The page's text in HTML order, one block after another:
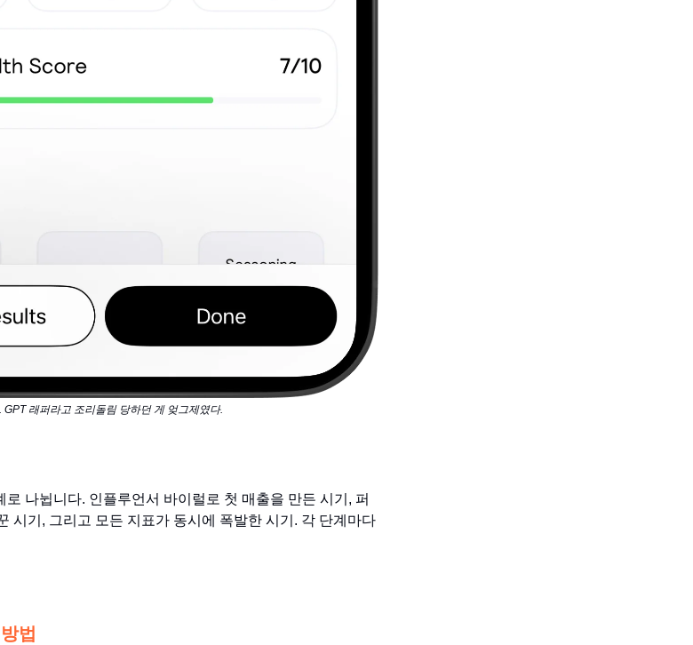
GPT 래퍼라고 조리돌림 당하던 게 엊그제였다.
나뉩니다. 인플루언서 바이럴로 첫 매출을 만든 시기, 퍼
시기, 그리고 모든 지표가 동시에 폭발한 시기. 각 단계마다
법